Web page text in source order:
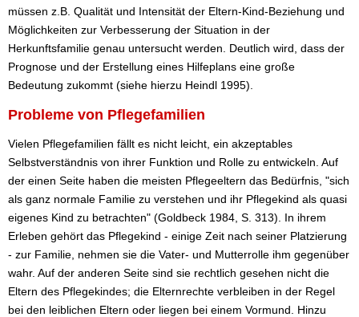
müssen z.B. Qualität und Intensität der Eltern-Kind-Beziehung und
Möglichkeiten zur Verbesserung der Situation in der
Herkunftsfamilie genau untersucht werden. Deutlich wird, dass der
Prognose und der Erstellung eines Hilfeplans eine große
Bedeutung zukommt (siehe hierzu Heindl 1995).
Probleme von Pflegefamilien
Vielen Pflegefamilien fällt es nicht leicht, ein akzeptables
Selbstverständnis von ihrer Funktion und Rolle zu entwickeln. Auf
der einen Seite haben die meisten Pflegeeltern das Bedürfnis, "sich
als ganz normale Familie zu verstehen und ihr Pflegekind als quasi
eigenes Kind zu betrachten" (Goldbeck 1984, S. 313). In ihrem
Erleben gehört das Pflegekind - einige Zeit nach seiner Platzierung
- zur Familie, nehmen sie die Vater- und Mutterrolle ihm gegenüber
wahr. Auf der anderen Seite sind sie rechtlich gesehen nicht die
Eltern des Pflegekindes; die Elternrechte verbleiben in der Regel
bei den leiblichen Eltern oder liegen bei einem Vormund. Hinzu